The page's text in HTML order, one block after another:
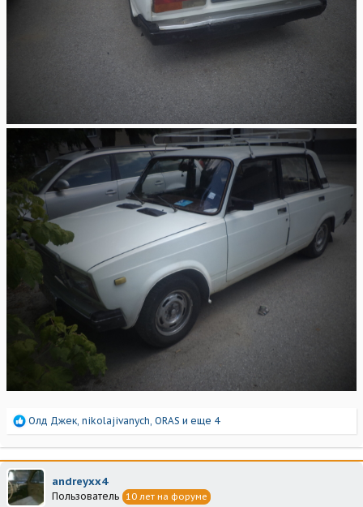
Р
а
к
ц
и
и
Олд Джек nikolajivanych ORAS и еще 4
andreyxx4
Пользователь 10 лет на форуме